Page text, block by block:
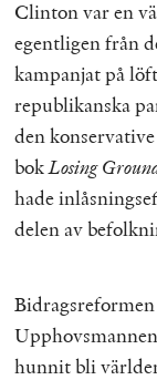
Clinton var en
egentligen från
kampanjat på
republikanska
den
bokLosing
hade
delen av
hunnit bli